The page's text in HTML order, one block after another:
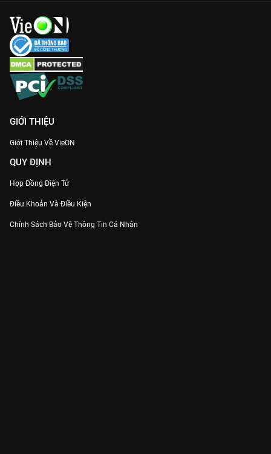
GIỚI THIỆU
Giới Thiệu Về VieON
QUY ĐỊNH
Hợp Đồng Điện Tử
Điều Khoản Và Điều Kiện
Chính Sách Bảo Vệ Thông Tin Cá Nhân